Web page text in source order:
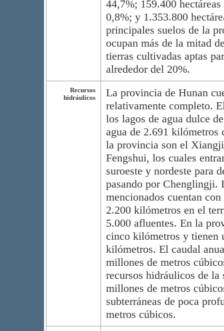
44,7%; 159.400
0,8%; y 1.353.800
principales suelos de la
ocupan más de la mitad
tierras cultivadas aptas
alrededor del 20%.
Recursos
hidráulicos
La provincia de Hunan
relativamente completo.
los lagos de agua dulce
agua de 2.691 kilómetros
la provincia son el
Fengshui, los cuales
suroeste y nordeste para
pasando por Chenglingji.
mencionados cuentan
2.200 kilómetros en el
5.000 afluentes. En la
cinco kilómetros y tienen
kilómetros. El caudal
millones de metros
recursos hidráulicos de
millones de metros
subterráneas de poca
metros cúbicos.